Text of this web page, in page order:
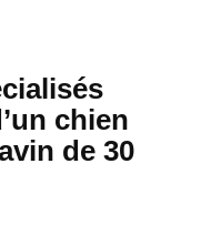
chien
de 30